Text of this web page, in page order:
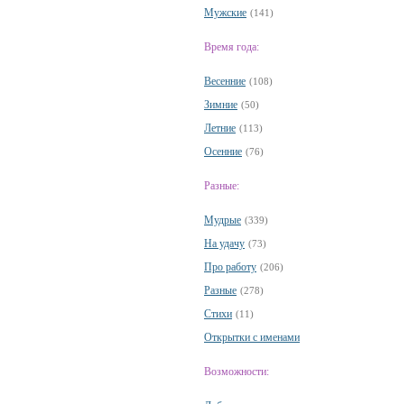
Мужские (141)
Время года:
Весенние (108)
Зимние (50)
Летние (113)
Осенние (76)
Разные:
Мудрые (339)
На удачу (73)
Про работу (206)
Разные (278)
Стихи (11)
Открытки с именами
Возможности: